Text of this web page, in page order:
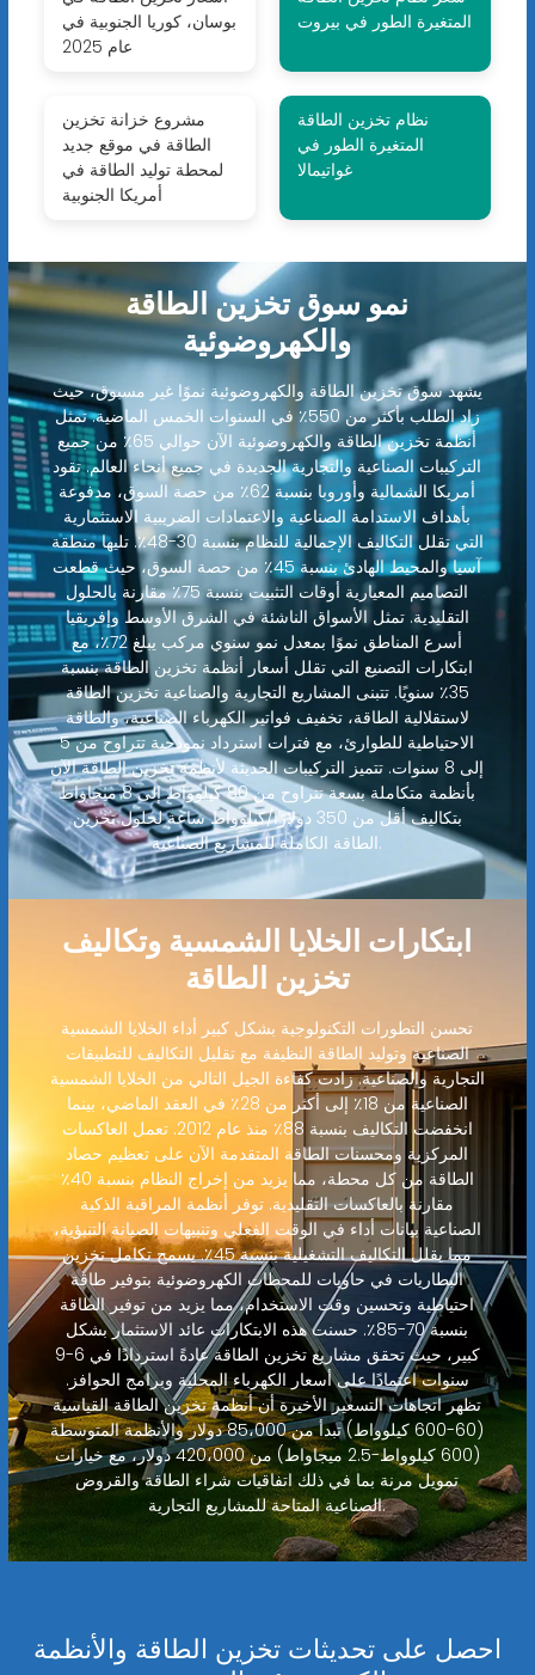
بوسان، كوريا الجنوبية في
عام 2025
المتغيرة الطور في بيروت
مشروع خزانة تخزين
الطاقة في موقع جديد
لمحطة توليد الطاقة في
أمريكا الجنوبية
نظام تخزين الطاقة
المتغيرة الطور في
غواتيمالا
نمو سوق تخزين الطاقة
والكهروضوئية
يشهد سوق تخزين الطاقة والكهروضوئية نموًا غير مسبوق، حيث
زاد الطلب بأكثر من 550٪ في السنوات الخمس الماضية. تمثل
أنظمة تخزين الطاقة والكهروضوئية الآن حوالي 65٪ من جميع
التركيبات الصناعية والتجارية الجديدة في جميع أنحاء العالم. تقود
أمريكا الشمالية وأوروبا بنسبة 62٪ من حصة السوق، مدفوعة
بأهداف الاستدامة الصناعية والاعتمادات الضريبية الاستثمارية
التي تقلل التكاليف الإجمالية للنظام بنسبة 30-48٪. تليها منطقة
آسيا والمحيط الهادئ بنسبة 45٪ من حصة السوق، حيث قطعت
التصاميم المعيارية أوقات التثبيت بنسبة 75٪ مقارنة بالحلول
التقليدية. تمثل الأسواق الناشئة في الشرق الأوسط وإفريقيا
أسرع المناطق نموًا بمعدل نمو سنوي مركب يبلغ 72٪، مع
ابتكارات التصنيع التي تقلل أسعار أنظمة تخزين الطاقة بنسبة
35٪ سنويًا. تتبنى المشاريع التجارية والصناعية تخزين الطاقة
لاستقلالية الطاقة، تخفيف فواتير الكهرباء الصناعية، والطاقة
الاحتياطية للطوارئ، مع فترات استرداد نموذجية تتراوح من 5
إلى 8 سنوات. تتميز التركيبات الحديثة لأنظمة تخزين الطاقة الآن
بأنظمة متكاملة بسعة تتراوح من 80 كيلوواط إلى 8 ميجاواط
بتكاليف أقل من 350 دولارًا/كيلوواط ساعة لحلول تخزين
الطاقة الكاملة للمشاريع الصناعية.
ابتكارات الخلايا الشمسية وتكاليف
تخزين الطاقة
تحسن التطورات التكنولوجية بشكل كبير أداء الخلايا الشمسية
الصناعية وتوليد الطاقة النظيفة مع تقليل التكاليف للتطبيقات
التجارية والصناعية. زادت كفاءة الجيل التالي من الخلايا الشمسية
الصناعية من 18٪ إلى أكثر من 28٪ في العقد الماضي، بينما
انخفضت التكاليف بنسبة 88٪ منذ عام 2012. تعمل العاكسات
المركزية ومحسنات الطاقة المتقدمة الآن على تعظيم حصاد
الطاقة من كل محطة، مما يزيد من إخراج النظام بنسبة 40٪
مقارنة بالعاكسات التقليدية. توفر أنظمة المراقبة الذكية
الصناعية بيانات أداء في الوقت الفعلي وتنبيهات الصيانة التنبؤية،
مما يقلل التكاليف التشغيلية بنسبة 45٪. يسمح تكامل تخزين
البطاريات في حاويات للمحطات الكهروضوئية بتوفير طاقة
احتياطية وتحسين وقت الاستخدام، مما يزيد من توفير الطاقة
بنسبة 70-85٪. حسنت هذه الابتكارات عائد الاستثمار بشكل
كبير، حيث تحقق مشاريع تخزين الطاقة عادةً استردادًا في 6-9
سنوات اعتمادًا على أسعار الكهرباء المحلية وبرامج الحوافز.
تظهر اتجاهات التسعير الأخيرة أن أنظمة تخزين الطاقة القياسية
(60-600 كيلوواط) تبدأ من 85،000 دولار والأنظمة المتوسطة
(600 كيلوواط-2.5 ميجاواط) من 420،000 دولار، مع خيارات
تمويل مرنة بما في ذلك اتفاقيات شراء الطاقة والقروض
الصناعية المتاحة للمشاريع التجارية.
احصل على تحديثات تخزين الطاقة والأنظمة